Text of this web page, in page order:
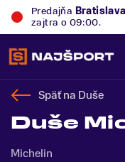
Predajňa
zajtra o 09:00.
Späť na Duše
Duše
Michelin